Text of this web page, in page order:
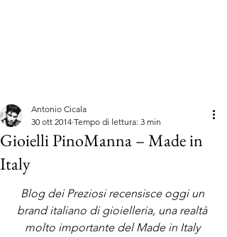
Gioielli PinoManna – Made in
Italy
Antonio Cicala
30 ott 2014 Tempo di lettura: 3 min
Blog dei Preziosi recensisce oggi un
brand italiano di gioielleria, una realtà
molto importante del Made in Italy